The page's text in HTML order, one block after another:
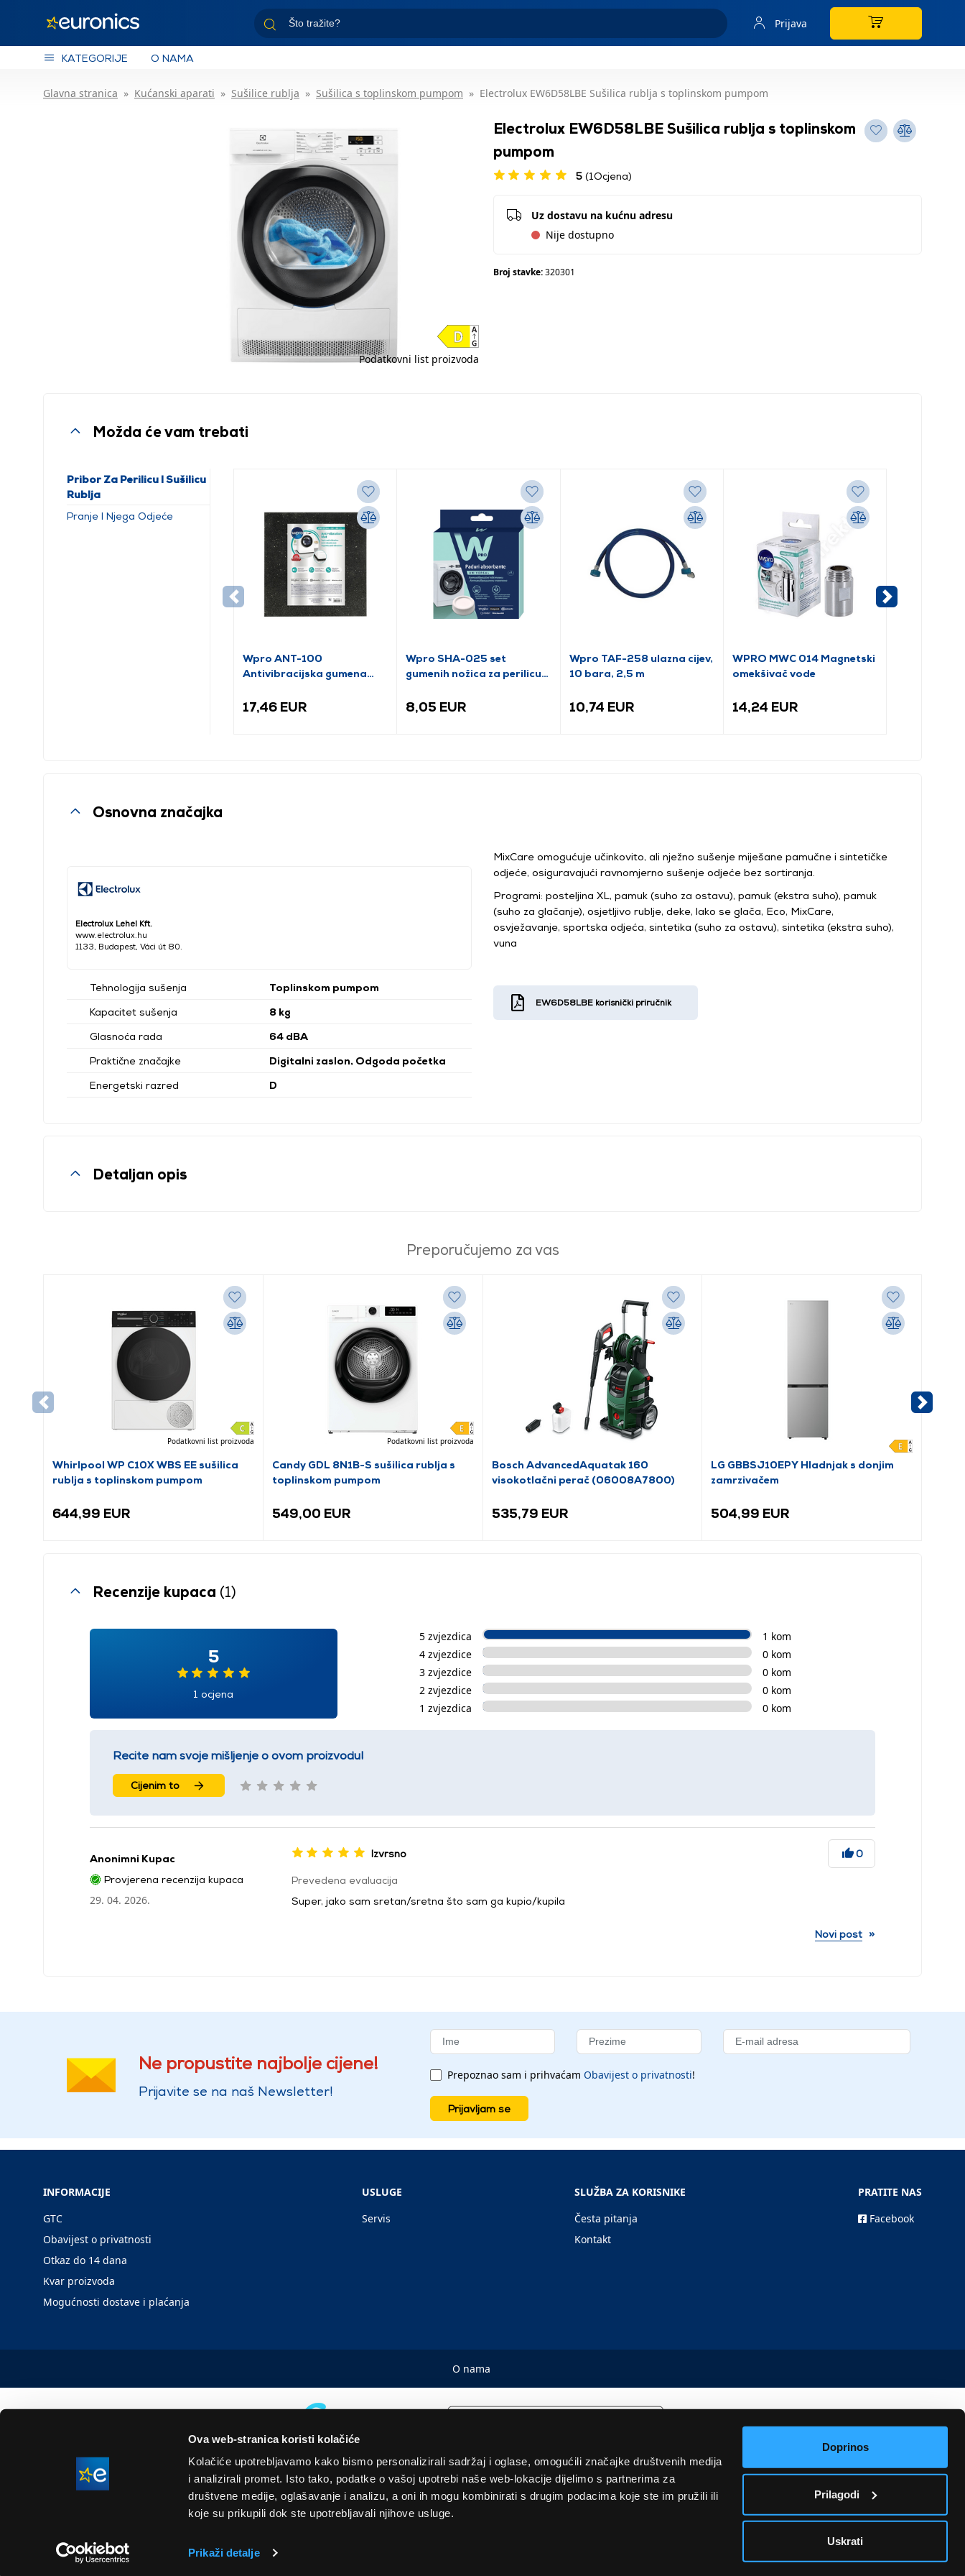
Ova web-stranica koristi kolačiće
Kolačiće upotrebljavamo kako bismo personalizirali sadržaj i oglase, omogućili značajke društvenih medija
i analizirali promet. Isto tako, podatke o vašoj upotrebi naše web-lokacije dijelimo s partnerima za
društvene medije, oglašavanje i analizu, a oni ih mogu kombinirati s drugim podacima koje ste im pružili ili
koje su prikupili dok ste upotrebljavali njihove usluge.
Prikaži detalje
Doprinos
Prilagodi
Uskrati
Prijava
KATEGORIJE O NAMA
Glavna stranica Kućanski aparati Sušilice rublja Sušilica s toplinskom pumpom Electrolux EW6D58LBE Sušilica rublja s toplinskom pumpom
Podatkovni list proizvoda
Electrolux EW6D58LBE Sušilica rublja s toplinskom
pumpom
5 (1Ocjena)
Uz dostavu na kućnu adresu
Nije dostupno
Broj stavke:320301
Možda će vam trebati
Pribor Za Perilicu I Sušilicu
Rublja
Pranje I Njega Odjeće
Wpro ANT-100
Antivibracijska gumena
17,46 EUR
Wpro SHA-025 set
gumenih nožica za perilicu
8,05 EUR
Wpro TAF-258 ulazna cijev,
10 bara, 2,5 m
10,74 EUR
WPRO MWC 014 Magnetski
omekšivač vode
14,24 EUR
Osnovna značajka
Electrolux Lehel Kft.
www.electrolux.hu
1133, Budapest, Váci út 80.
Tehnologija sušenja
Toplinskom pumpom
Kapacitet sušenja
8 kg
Glasnoća rada
64 dBA
Praktične značajke
Digitalni zaslon, Odgoda početka
Energetski razred
D
MixCare omogućuje učinkovito, ali nježno sušenje miješane pamučne i sintetičke
odjeće, osiguravajući ravnomjerno sušenje odjeće bez sortiranja.
Programi: posteljina XL, pamuk (suho za ostavu), pamuk (ekstra suho), pamuk
(suho za glačanje), osjetljivo rublje, deke, lako se glača, Eco, MixCare,
osvježavanje, sportska odjeća, sintetika (suho za ostavu), sintetika (ekstra suho),
vuna
EW6D58LBE korisnički priručnik
Detaljan opis
Preporučujemo za vas
Podatkovni list proizvoda
Whirlpool WP C10X WBS EE sušilica
rublja s toplinskom pumpom
644,99 EUR
Podatkovni list proizvoda
Candy GDL 8N1B-S sušilica rublja s
toplinskom pumpom
549,00 EUR
Bosch AdvancedAquatak 160
visokotlačni perač (06008A7800)
535,79 EUR
LG GBBSJ10EPY Hladnjak s donjim
zamrzivačem
504,99 EUR
Recenzije kupaca (1)
5
1 ocjena
5 zvjezdica
1 kom
4 zvjezdice
0 kom
3 zvjezdice
0 kom
2 zvjezdice
0 kom
1 zvjezdica
0 kom
Recite nam svoje mišljenje o ovom proizvodu!
Cijenim to
Anonimni Kupac
Provjerena recenzija kupaca
29. 04. 2026.
Izvrsno 0
Prevedena evaluacija
Super, jako sam sretan/sretna što sam ga kupio/kupila
Novi post »
Ne propustite najbolje cijene!
Prijavite se na naš Newsletter!
Prepoznao sam i prihvaćam Obavijest o privatnosti!
Prijavljam se
INFORMACIJE
GTC
Obavijest o privatnosti
Otkaz do 14 dana
Kvar proizvoda
Mogućnosti dostave i plaćanja
USLUGE
Servis
SLUŽBA ZA KORISNIKE
Česta pitanja
Kontakt
PRATITE NAS
Facebook
O nama
© 2026. Sva prava pridržana! Euronics Technical Store Chain
Naše cijene su u EUR i uključuju PDV. Služimo samo količine za kućanstvo. Navedene cijene, slike i opisi su informativnog